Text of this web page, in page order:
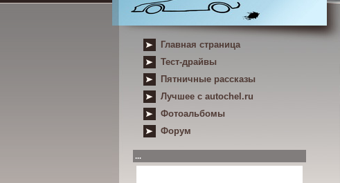
Главная страница
Тест-драйвы
Пятничные рассказы
Лучшее с autochel.ru
Фотоальбомы
Форум
...